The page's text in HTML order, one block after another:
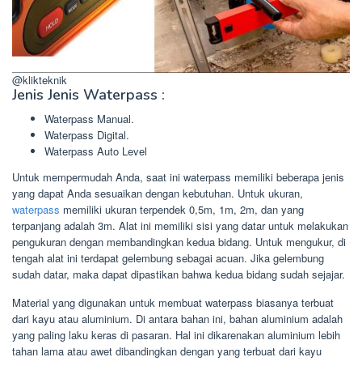
@klikteknik
Jenis Jenis Waterpass :
Waterpass Manual.
Waterpass Digital.
Waterpass Auto Level
Untuk mempermudah Anda, saat ini waterpass memiliki beberapa jenis
yang dapat Anda sesuaikan dengan kebutuhan. Untuk ukuran,
waterpass memiliki ukuran terpendek 0,5m, 1m, 2m, dan yang
terpanjang adalah 3m. Alat ini memiliki sisi yang datar untuk melakukan
pengukuran dengan membandingkan kedua bidang. Untuk mengukur, di
tengah alat ini terdapat gelembung sebagai acuan. Jika gelembung
sudah datar, maka dapat dipastikan bahwa kedua bidang sudah sejajar.
Material yang digunakan untuk membuat waterpass biasanya terbuat
dari kayu atau aluminium. Di antara bahan ini, bahan aluminium adalah
yang paling laku keras di pasaran. Hal ini dikarenakan aluminium lebih
tahan lama atau awet dibandingkan dengan yang terbuat dari kayu